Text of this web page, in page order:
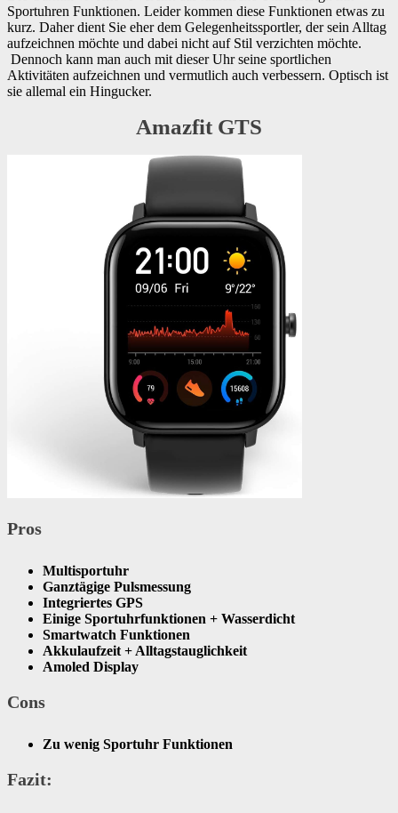
Sportuhren Funktionen. Leider kommen diese Funktionen etwas zu
kurz. Daher dient Sie eher dem Gelegenheitssportler, der sein Alltag
aufzeichnen möchte und dabei nicht auf Stil verzichten möchte.
Dennoch kann man auch mit dieser Uhr seine sportlichen
Aktivitäten aufzeichnen und vermutlich auch verbessern. Optisch ist
sie allemal ein Hingucker.
Amazfit GTS
Pros
Multisportuhr
Ganztägige Pulsmessung
Integriertes GPS
Einige Sportuhrfunktionen + Wasserdicht
Smartwatch Funktionen
Akkulaufzeit + Alltagstauglichkeit
Amoled Display
Cons
Zu wenig Sportuhr Funktionen
Fazit: